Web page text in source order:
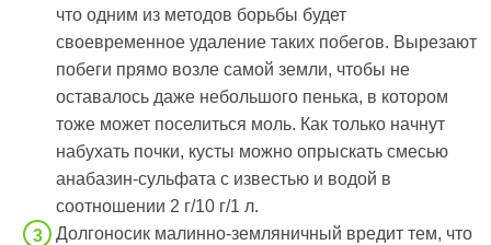
что одним из методов борьбы будет
своевременное удаление таких побегов. Вырезают
побеги прямо возле самой земли, чтобы не
оставалось даже небольшого пенька, в котором
тоже может поселиться моль. Как только начнут
набухать почки, кусты можно опрыскать смесью
анабазин-сульфата с известью и водой в
соотношении 2 г/10 г/1 л.
Долгоносик малинно-земляничный вредит тем, что